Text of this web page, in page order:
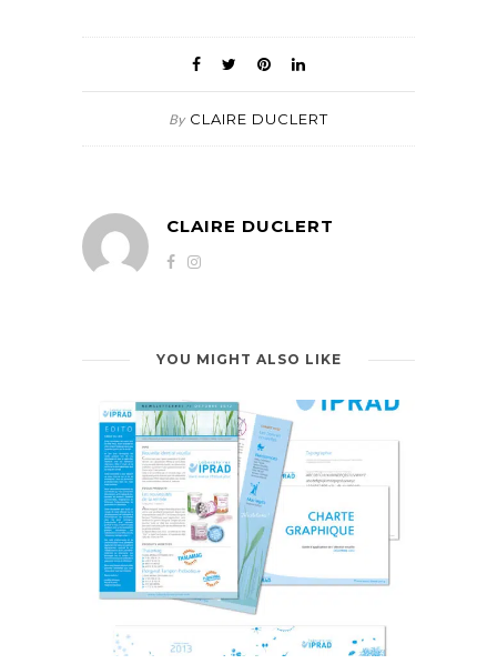
By CLAIRE DUCLERT
CLAIRE DUCLERT
YOU MIGHT ALSO LIKE